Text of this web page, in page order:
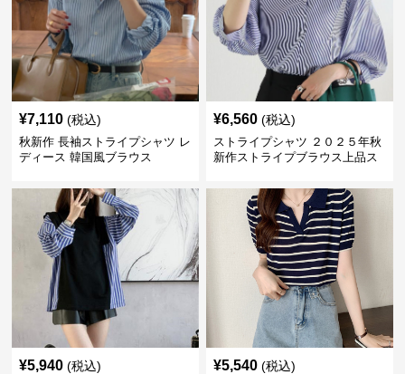
¥7,110 (税込)
秋新作 長袖ストライプシャツ レ
ディース 韓国風ブラウス
¥6,560 (税込)
ストライプシャツ ２０２５年秋
新作ストライプブラウス上品ス
¥5,940 (税込) ¥5,540 (税込)